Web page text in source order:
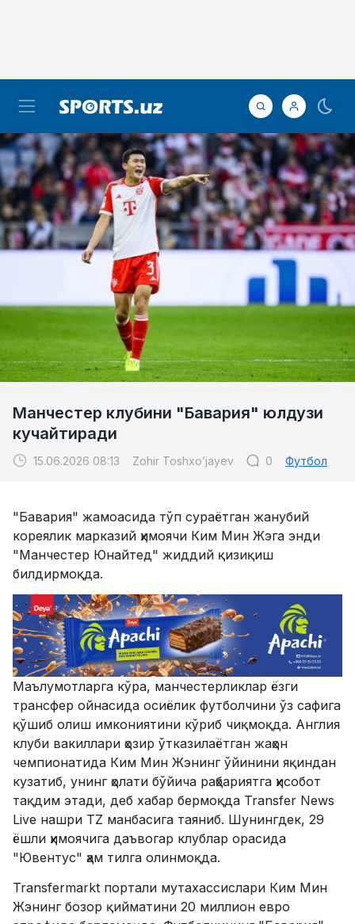
Манчестер клубини "Бавария" юлдузи
кучайтиради
15.06.2026 08:13 Zohir Toshxo’jayev 0 Футбол
"Бавария" жамоасида тўп сураётган жанубий
кореялик марказий ҳимоячи Ким Мин Жэга энди
Маълумотларга кўра, манчестерликлар ёзги
трансфер ойнасида осиёлик футболчини ўз сафига
қўшиб олиш имкониятини кўриб чиқмоқда. Англия
клуби вакиллари ҳозир ўтказилаётган жаҳон
чемпионатида Ким Мин Жэнинг ўйинини яқиндан
кузатиб, унинг ҳолати бўйича раҳбариятга ҳисобот
тақдим этади, деб хабар бермоқда Transfer News
Live нашри TZ манбасига таяниб. Шунингдек, 29
ёшли ҳимоячига даъвогар клублар орасида
"Ювентус" ҳам тилга олинмоқда.
Transfermarkt портали мутахассислари Ким Мин
Жэнинг бозор қийматини 20 миллион евро
атрофида баҳоламоқда. Футболчининг "Бавария"
билан амалдаги шартномаси 2028 йилнинг
ўрталаригача мўлжалланган.